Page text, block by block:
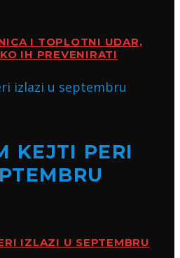
I TOPLOTNI UDAR,
IH PREVENIRATI
KEJTI PERI
IZLAZI U SEPTEMBRU